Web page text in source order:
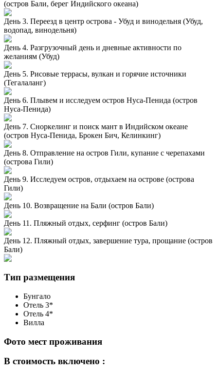
(остров Бали, берег Индийского океана)
День 3. Переезд в центр острова - Убуд и винодельня (Убуд,
водопад, винодельня)
День 4. Разгрузочный день и дневные активности по
желаниям (Убуд)
День 5. Рисовые террасы, вулкан и горячие источники
(Тегалаланг)
День 6. Плывем и исследуем остров Нуса-Пенида (остров
Нуса-Пенида)
День 7. Сноркелинг и поиск мант в Индийском океане
(остров Нуса-Пенида, Брокен Бич, Келинкинг)
День 8. Отправление на остров Гили, купание с черепахами
(острова Гили)
День 9. Исследуем остров, отдыхаем на острове (острова
Гили)
День 10. Возвращение на Бали (остров Бали)
День 11. Пляжный отдых, серфинг (остров Бали)
День 12. Пляжный отдых, завершение тура, прощание (остров
Бали)
Тип размещения
Бунгало
Отель 3*
Отель 4*
Вилла
Фото мест проживания
В стоимость включено :